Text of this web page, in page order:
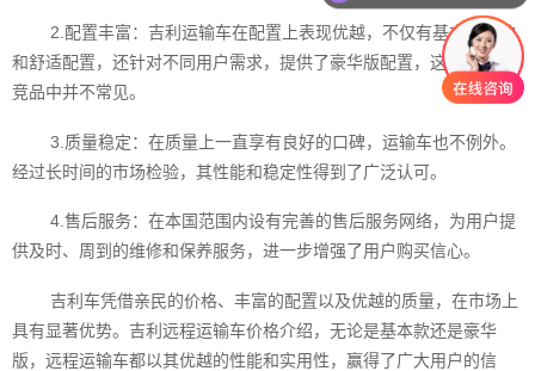
2.配置丰富：吉利运输车在配置上表现优越，不仅有基本的保护
和舒适配置，还针对不同用户需求，提供了豪华版配置，这在同价位
竞品中并不常见。
3.质量稳定：在质量上一直享有良好的口碑，运输车也不例外。
经过长时间的市场检验，其性能和稳定性得到了广泛认可。
4.售后服务：在本国范围内设有完善的售后服务网络，为用户提
供及时、周到的维修和保养服务，进一步增强了用户购买信心。
吉利车凭借亲民的价格、丰富的配置以及优越的质量，在市场上
具有显著优势。吉利远程运输车价格介绍，无论是基本款还是豪华
版，远程运输车都以其优越的性能和实用性，赢得了广大用户的信